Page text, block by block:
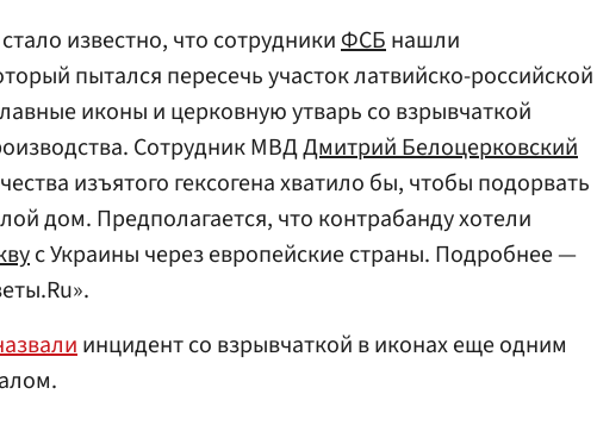
известно, что сотрудникиФСБнашли
пытался пересечь участок латвийско-российской
иконы и церковную утварь со взрывчаткой
Сотрудник МВДДмитрий Белоцерковский
изъятого гексогена хватило бы, чтобы подорвать
дом. Предполагается, что контрабанду хотели
с Украины через европейские страны. Подробнее —
инцидент со взрывчаткой в иконах еще одним